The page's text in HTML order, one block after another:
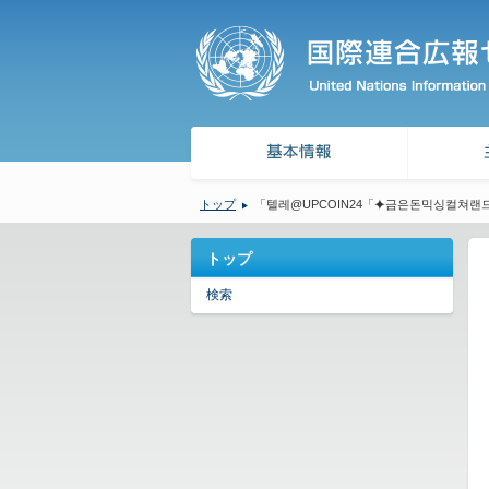
トップ 「텔레@UPCOIN24「⯌금은돈믹싱컬쳐랜
トップ
検索